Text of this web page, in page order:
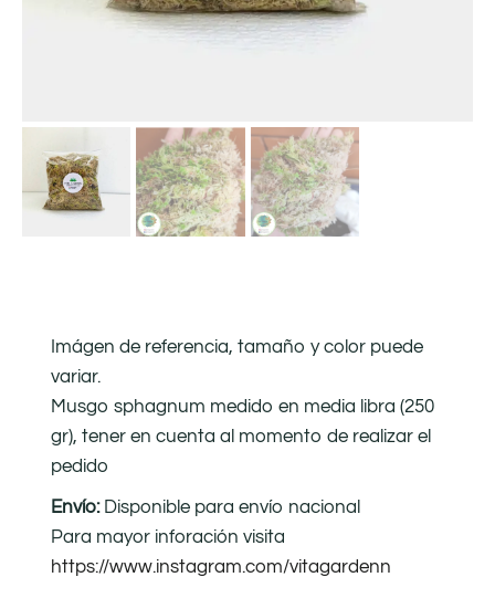
Imágen de referencia, tamaño y color puede
variar.
Musgo sphagnum medido en media libra (250
gr), tener en cuenta al momento de realizar el
pedido
Envío: Disponible para envío nacional
Para mayor inforación visita
https://www.instagram.com/vitagardenn